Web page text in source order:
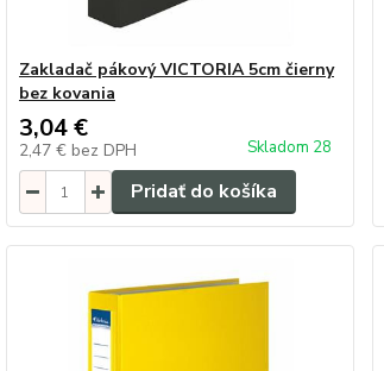
Zakladač pákový VICTORIA 5cm čierny
bez kovania
3,04 €
2,47 € bez DPH Skladom 28
Pridať do košíka